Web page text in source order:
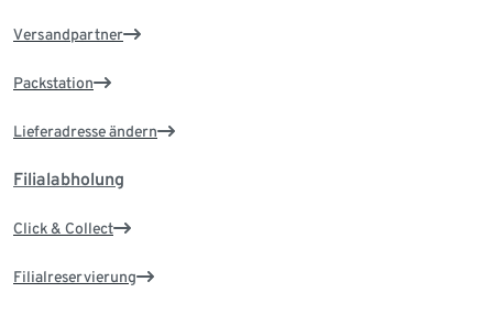
Versandpartner
Packstation
Lieferadresse ändern
Filialabholung
Click & Collect
Filialreservierung